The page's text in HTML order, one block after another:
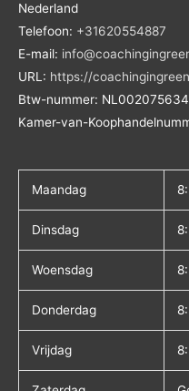
Nederland
Telefoon: +31620554887
E-mail:
URL: https://
Btw-nummer:
Kamer-van-
Maandag
Dinsdag
Woensdag
Donderdag
Vrijdag